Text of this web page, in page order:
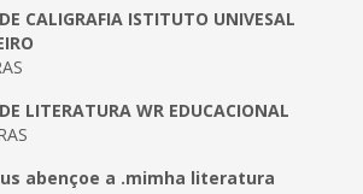
CALIGRAFIA ISTITUTO UNIVESAL
LITERATURA WR EDUCACIONAL
abençoe a .mimha literatura